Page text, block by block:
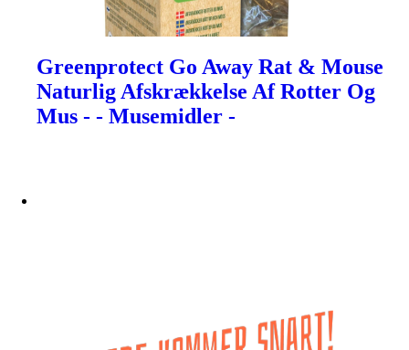
Greenprotect Go Away Rat & Mouse
Naturlig Afskrækkelse Af Rotter Og
Mus - - Musemidler -